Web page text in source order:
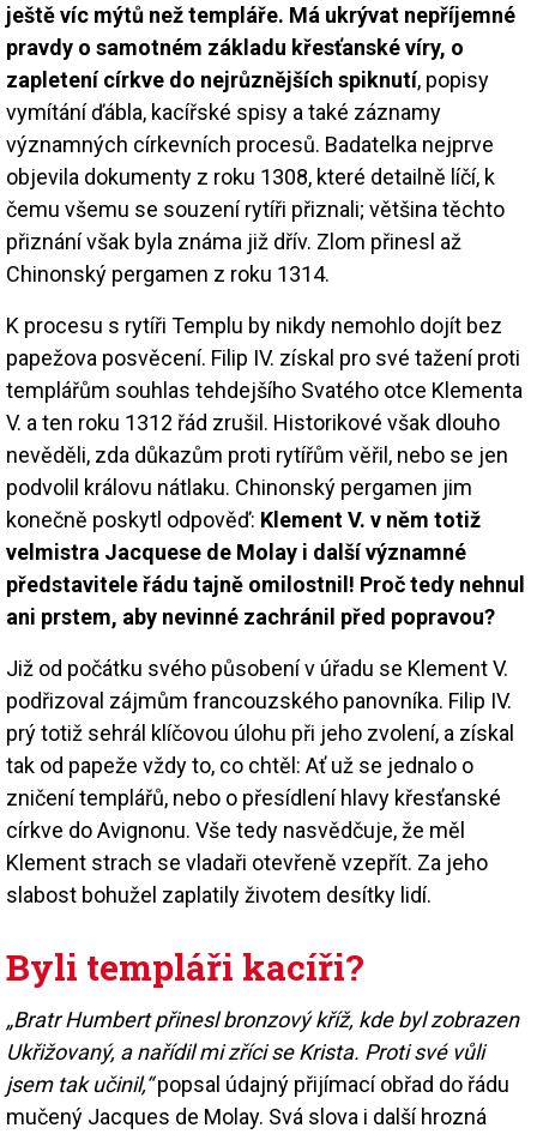
ještě víc mýtů než templáře. Má ukrývat nepříjemné
pravdy o samotném základu křesťanské víry, o
zapletení církve do nejrůznějších spiknutí, popisy
vymítání ďábla, kacířské spisy a také záznamy
významných církevních procesů. Badatelka nejprve
objevila dokumenty z roku 1308, které detailně líčí, k
čemu všemu se souzení rytíři přiznali; většina těchto
přiznání však byla známa již dřív. Zlom přinesl až
Chinonský pergamen z roku 1314.
K procesu s rytíři Templu by nikdy nemohlo dojít bez
papežova posvěcení. Filip IV. získal pro své tažení proti
templářům souhlas tehdejšího Svatého otce Klementa
V. a ten roku 1312 řád zrušil. Historikové však dlouho
nevěděli, zda důkazům proti rytířům věřil, nebo se jen
podvolil královu nátlaku. Chinonský pergamen jim
konečně poskytl odpověď: Klement V. v něm totiž
velmistra Jacquese de Molay i další významné
představitele řádu tajně omilostnil! Proč tedy nehnul
ani prstem, aby nevinné zachránil před popravou?
Již od počátku svého působení v úřadu se Klement V.
podřizoval zájmům francouzského panovníka. Filip IV.
prý totiž sehrál klíčovou úlohu při jeho zvolení, a získal
tak od papeže vždy to, co chtěl: Ať už se jednalo o
zničení templářů, nebo o přesídlení hlavy křesťanské
církve do Avignonu. Vše tedy nasvědčuje, že měl
Klement strach se vladaři otevřeně vzepřít. Za jeho
slabost bohužel zaplatily životem desítky lidí.
Byli templáři kacíři?
„Bratr Humbert přinesl bronzový kříž, kde byl zobrazen
Ukřižovaný, a nařídil mi zříci se Krista. Proti své vůli
jsem tak učinil,“popsal údajný přijímací obřad do řádu
mučený Jacques de Molay. Svá slova i další hrozná